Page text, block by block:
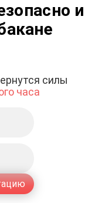
и
силы
часа